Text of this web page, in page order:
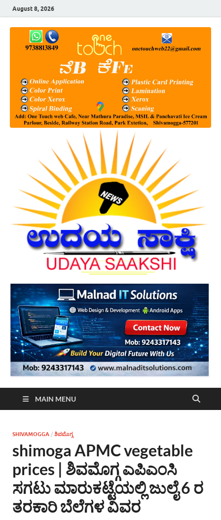
August 8, 2026
MAIN MENU
SHIVAMOGGA / ಶಿವಮೊಗ್ಗ
shimoga APMC vegetable
prices | ಶಿವಮೊಗ್ಗ ಎಪಿಎಂಸಿ
ಸಗಟು ಮಾರುಕಟ್ಟೆಯಲ್ಲಿ ಜುಲೈ 6 ರ
ತರಕಾರಿ ಬೆಲೆಗಳ ವಿವರ